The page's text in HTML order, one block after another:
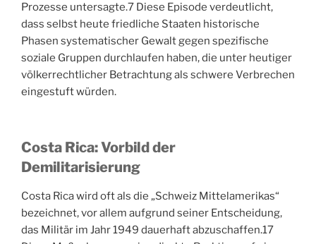
Prozesse untersagte.7 Diese Episode verdeutlicht,
dass selbst heute friedliche Staaten historische
Phasen systematischer Gewalt gegen spezifische
soziale Gruppen durchlaufen haben, die unter heutiger
völkerrechtlicher Betrachtung als schwere Verbrechen
eingestuft würden.
Costa Rica: Vorbild der
Demilitarisierung
Costa Rica wird oft als die „Schweiz Mittelamerikas“
bezeichnet, vor allem aufgrund seiner Entscheidung,
das Militär im Jahr 1949 dauerhaft abzuschaffen.17